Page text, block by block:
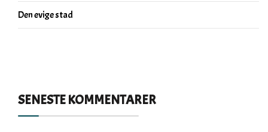
Den evige stad
SENESTE KOMMENTARER